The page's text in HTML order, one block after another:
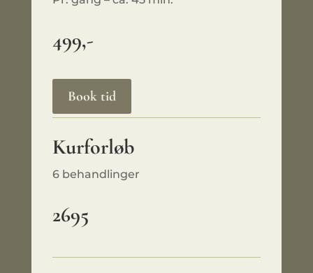
499,-
Book tid
Kurforløb
6 behandlinger
2695